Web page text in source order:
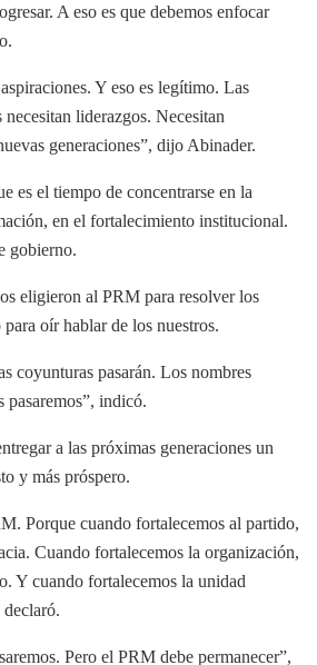
A eso es que debemos enfocar
Y eso es legítimo. Las
liderazgos. Necesitan
generaciones”, dijo Abinader.
es el tiempo de concentrarse en la
en el fortalecimiento institucional.
gobierno.
eligieron al PRM para resolver los
oír hablar de los nuestros.
coyunturas pasarán. Los nombres
pasaremos”, indicó.
a las próximas generaciones un
y más próspero.
Porque cuando fortalecemos al partido,
Cuando fortalecemos la organización,
Y cuando fortalecemos la unidad
Pero el PRM debe permanecer”,